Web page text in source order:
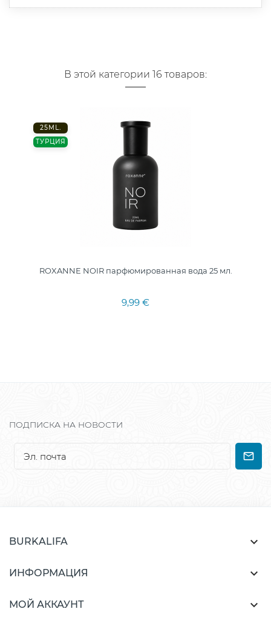
В этой категории 16 товаров:
25ML.
ТУРЦИЯ
ROXANNE NOIR парфюмированная вода 25 мл.
9,99 €
ПОДПИСКА НА НОВОСТИ
BURKALIFA 
ИНФОРМАЦИЯ 
МОЙ АККАУНТ 